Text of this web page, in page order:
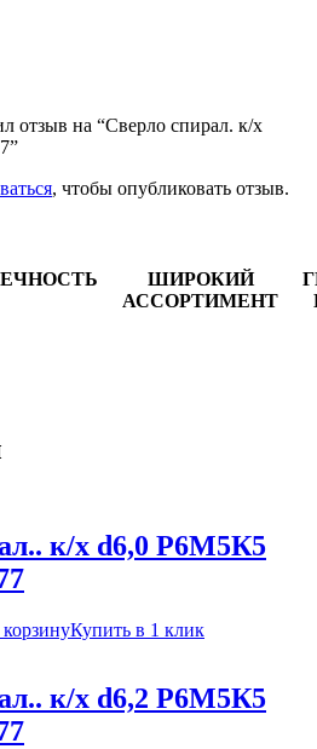
отзыв на “Сверло спирал. к/х
, чтобы опубликовать отзыв.
ШИРОКИЙ
АССОРТИМЕНТ
к/х d6,0 Р6М5К5
Купить в 1 клик
к/х d6,2 Р6М5К5